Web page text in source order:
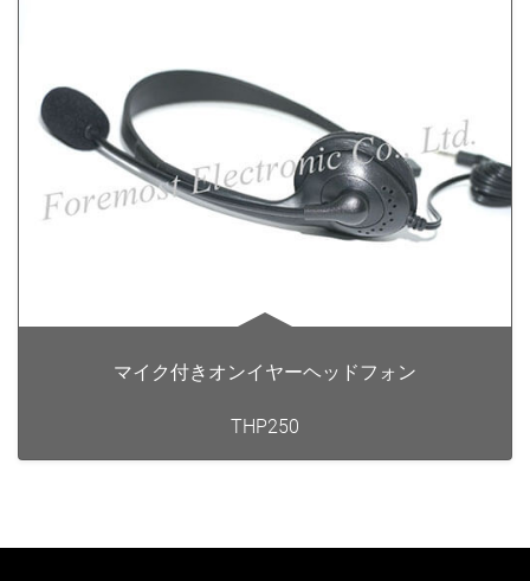
マイク付きオンイヤーヘッドフォン
THP250